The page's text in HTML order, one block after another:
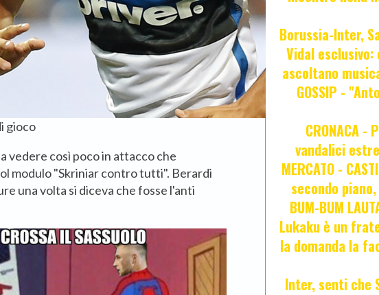
gioco
vedere così poco in attacco che
modulo "Skriniar contro tutti". Berardi
una volta si diceva che fosse l'anti
Borussia-Inter,
Vidal
ascoltano
GOSSIP -
CRONACA
vandalici
MERCATO -
secondo
BUM-BUM
Lukaku è un
la domanda la
Inter, senti che